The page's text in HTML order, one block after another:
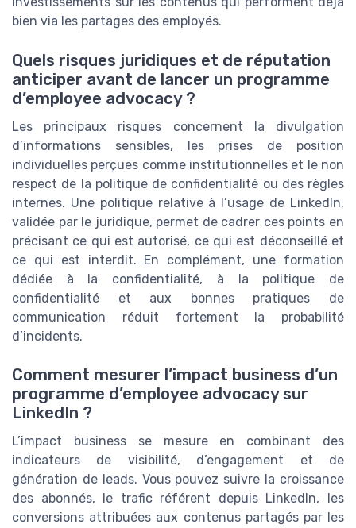
bien via les partages des employés.
Quels risques juridiques et de réputation
anticiper avant de lancer un programme
d’employee advocacy ?
Les principaux risques concernent la divulgation
d’informations sensibles, les prises de position
individuelles perçues comme institutionnelles et le non
respect de la politique de confidentialité ou des règles
internes. Une politique relative à l’usage de LinkedIn,
validée par le juridique, permet de cadrer ces points en
précisant ce qui est autorisé, ce qui est déconseillé et
ce qui est interdit. En complément, une formation
dédiée à la confidentialité, à la politique de
confidentialité et aux bonnes pratiques de
communication réduit fortement la probabilité
d’incidents.
Comment mesurer l’impact business d’un
programme d’employee advocacy sur
LinkedIn ?
L’impact business se mesure en combinant des
indicateurs de visibilité, d’engagement et de
génération de leads. Vous pouvez suivre la croissance
des abonnés, le trafic référent depuis LinkedIn, les
conversions attribuées aux contenus partagés par les